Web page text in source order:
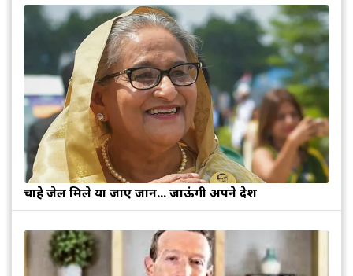
चाहे जेल मिले या जाए जान... जाऊंगी अपने देश